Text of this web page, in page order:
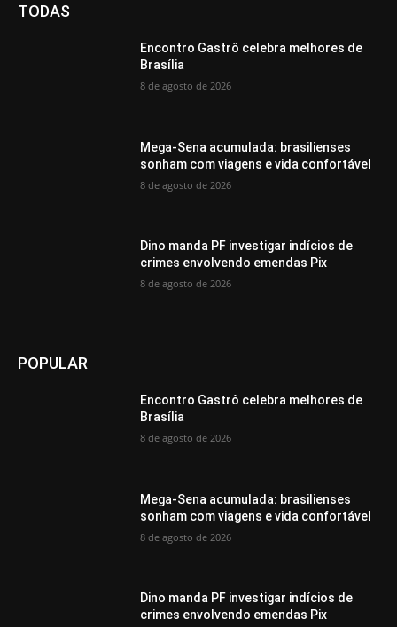
TODAS
Encontro Gastrô celebra melhores de
Brasília
8 de agosto de 2026
Mega-Sena acumulada: brasilienses
sonham com viagens e vida confortável
8 de agosto de 2026
Dino manda PF investigar indícios de
crimes envolvendo emendas Pix
8 de agosto de 2026
POPULAR
Encontro Gastrô celebra melhores de
Brasília
8 de agosto de 2026
Mega-Sena acumulada: brasilienses
sonham com viagens e vida confortável
8 de agosto de 2026
Dino manda PF investigar indícios de
crimes envolvendo emendas Pix